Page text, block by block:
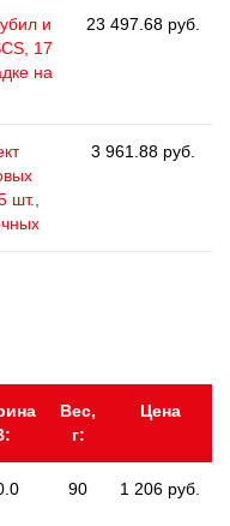
и
17
на
23 497.68 руб.
шт.,
3 961.88 руб.
Вес,
г:
Цена
90 1 206 руб.